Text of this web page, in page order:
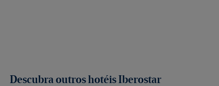
Descubra outros hotéis Iberostar